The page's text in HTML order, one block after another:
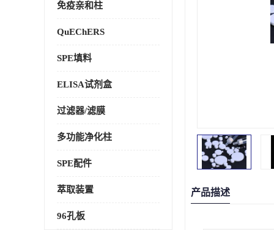
免疫亲和柱
QuEChERS
SPE填料
ELISA试剂盒
过滤器/滤膜
多功能净化柱
SPE配件
萃取装置
96孔板
产品描述